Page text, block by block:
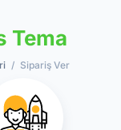
Tema
Sipariş Ver